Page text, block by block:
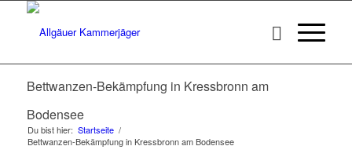
Bettwanzen-Bekämpfung in Kressbronn am
Bodensee
Du bist hier: Startseite /
Bettwanzen-Bekämpfung in Kressbronn am Bodensee